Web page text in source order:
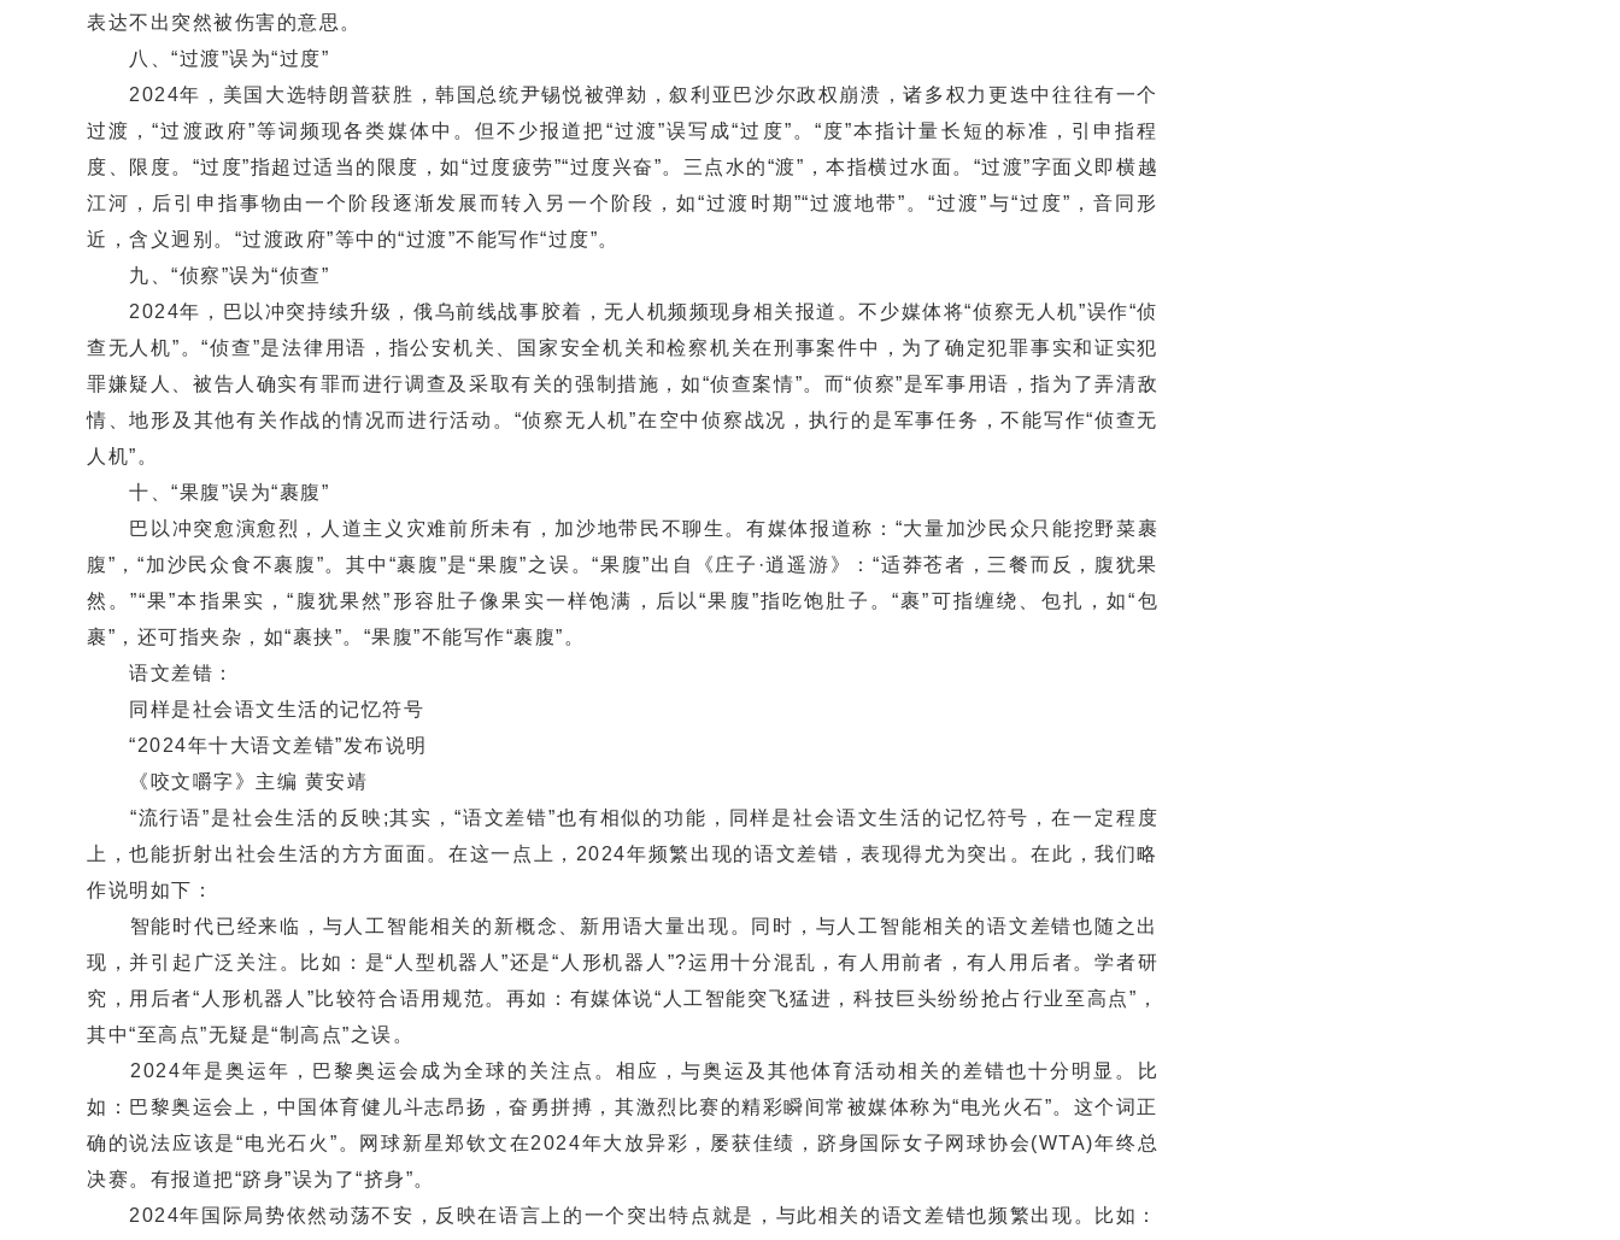
表达不出突然被伤害的意思。
八、“过渡”误为“过度”
2024年，美国大选特朗普获胜，韩国总统尹锡悦被弹劾，叙利亚巴沙尔政权崩溃，诸多权力更迭中往往有一个
过渡，“过渡政府”等词频现各类媒体中。但不少报道把“过渡”误写成“过度”。“度”本指计量长短的标准，引申指程
度、限度。“过度”指超过适当的限度，如“过度疲劳”“过度兴奋”。三点水的“渡”，本指横过水面。“过渡”字面义即横越
江河，后引申指事物由一个阶段逐渐发展而转入另一个阶段，如“过渡时期”“过渡地带”。“过渡”与“过度”，音同形
近，含义迥别。“过渡政府”等中的“过渡”不能写作“过度”。
九、“侦察”误为“侦查”
2024年，巴以冲突持续升级，俄乌前线战事胶着，无人机频频现身相关报道。不少媒体将“侦察无人机”误作“侦
查无人机”。“侦查”是法律用语，指公安机关、国家安全机关和检察机关在刑事案件中，为了确定犯罪事实和证实犯
罪嫌疑人、被告人确实有罪而进行调查及采取有关的强制措施，如“侦查案情”。而“侦察”是军事用语，指为了弄清敌
情、地形及其他有关作战的情况而进行活动。“侦察无人机”在空中侦察战况，执行的是军事任务，不能写作“侦查无
人机”。
十、“果腹”误为“裹腹”
巴以冲突愈演愈烈，人道主义灾难前所未有，加沙地带民不聊生。有媒体报道称：“大量加沙民众只能挖野菜裹
腹”，“加沙民众食不裹腹”。其中“裹腹”是“果腹”之误。“果腹”出自《庄子·逍遥游》：“适莽苍者，三餐而反，腹犹果
然。”“果”本指果实，“腹犹果然”形容肚子像果实一样饱满，后以“果腹”指吃饱肚子。“裹”可指缠绕、包扎，如“包
裹”，还可指夹杂，如“裹挟”。“果腹”不能写作“裹腹”。
语文差错：
同样是社会语文生活的记忆符号
“2024年十大语文差错”发布说明
《咬文嚼字》主编 黄安靖
“流行语”是社会生活的反映;其实，“语文差错”也有相似的功能，同样是社会语文生活的记忆符号，在一定程度
上，也能折射出社会生活的方方面面。在这一点上，2024年频繁出现的语文差错，表现得尤为突出。在此，我们略
作说明如下：
智能时代已经来临，与人工智能相关的新概念、新用语大量出现。同时，与人工智能相关的语文差错也随之出
现，并引起广泛关注。比如：是“人型机器人”还是“人形机器人”?运用十分混乱，有人用前者，有人用后者。学者研
究，用后者“人形机器人”比较符合语用规范。再如：有媒体说“人工智能突飞猛进，科技巨头纷纷抢占行业至高点”，
其中“至高点”无疑是“制高点”之误。
2024年是奥运年，巴黎奥运会成为全球的关注点。相应，与奥运及其他体育活动相关的差错也十分明显。比
如：巴黎奥运会上，中国体育健儿斗志昂扬，奋勇拼搏，其激烈比赛的精彩瞬间常被媒体称为“电光火石”。这个词正
确的说法应该是“电光石火”。网球新星郑钦文在2024年大放异彩，屡获佳绩，跻身国际女子网球协会(WTA)年终总
决赛。有报道把“跻身”误为了“挤身”。
2024年国际局势依然动荡不安，反映在语言上的一个突出特点就是，与此相关的语文差错也频繁出现。比如：